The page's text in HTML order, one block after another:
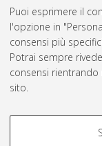
Puoi esprimere il
l'opzione in
consensi più
Potrai sempre
consensi
sito.
COOKIE DI
Rss 1.0
Rss 2.0
AMS Laurea
Servizio
Impostazioni
Informativa